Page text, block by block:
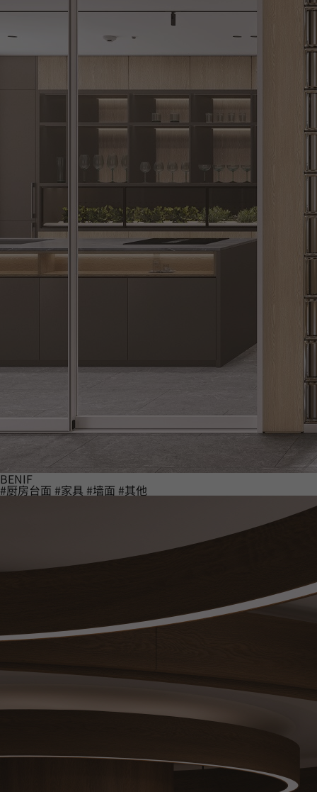
BENIF
#厨房台面 #家具 #墙面 #其他